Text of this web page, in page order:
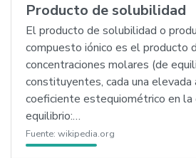
Producto de solubilidad
El producto de solubilidad o
compuesto iónico es el producto
concentraciones molares (de
constituyentes, cada una
coeficiente estequiométrico en la
equilibrio:…
Fuente: wikipedia.org